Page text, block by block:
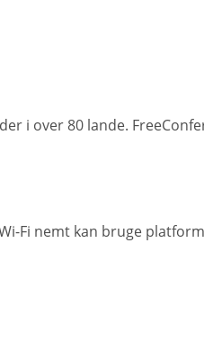
i over 80 lande.
Fi nemt kan bruge